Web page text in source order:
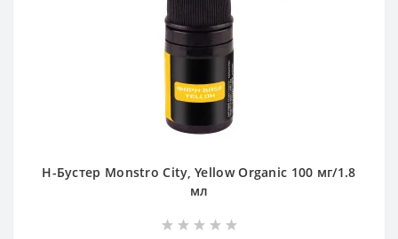
Н-Бустер Monstro City, Yellow Organic 100 мг/1.8
мл